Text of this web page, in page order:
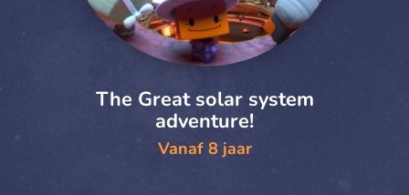
The Great solar system
adventure!
Vanaf 8 jaar